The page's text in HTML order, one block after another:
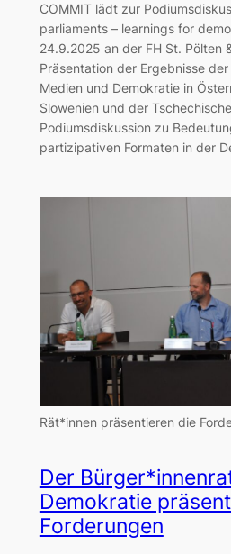
COMMIT lädt zur
parliaments – learnings for
24.9.2025 an der FH St. Pölten
Präsentation der Ergebnisse
Medien und Demokratie in
Slowenien und der
Podiumsdiskussion zu
partizipativen Formaten in der
Rät*innen präsentieren die
Der
Demokratie
Forderungen